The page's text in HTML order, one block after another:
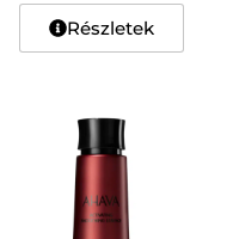
Részletek